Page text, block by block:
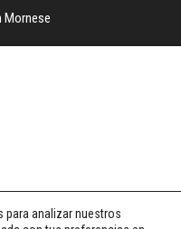
Mornese
para analizar nuestros